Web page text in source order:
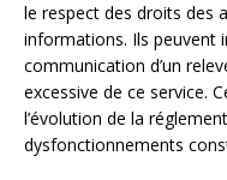
le respect des droits des
informations. Ils peuvent
communication d’un
excessive de ce service.
l’évolution de la
dysfonctionnements